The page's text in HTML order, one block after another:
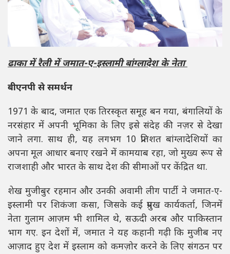
ढाका में रैली में जमात-ए-इस्लामी बांग्लादेश के नेता
बीएनपी से समर्थन
1971 के बाद, जमात एक तिरस्कृत समूह बन गया, बंगालियों के
नरसंहार में अपनी भूमिका के लिए इसे संदेह की नज़र से देखा
जाने लगा. साथ ही, यह लगभग 10 प्रतिशत बांग्लादेशियों का
अपना मूल आधार बनाए रखने में कामयाब रहा, जो मुख्य रूप से
राजशाही और भारत के साथ देश की सीमाओं पर केंद्रित था.
शेख मुजीबुर रहमान और उनकी अवामी लीग पार्टी ने जमात-ए-
इस्लामी पर शिकंजा कसा, जिसके कई प्रमुख कार्यकर्ता, जिनमें
नेता गुलाम आज़म भी शामिल थे, सऊदी अरब और पाकिस्तान
भाग गए. इन देशों में, जमात ने यह कहानी गढ़ी कि मुजीब नए
आज़ाद हुए देश में इस्लाम को कमज़ोर करने के लिए संगठन पर